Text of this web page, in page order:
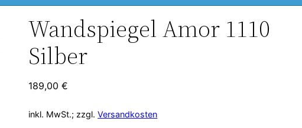
Wandspiegel Amor 1110
Silber
189,00€
inkl. MwSt.; zzgl.Versandkosten